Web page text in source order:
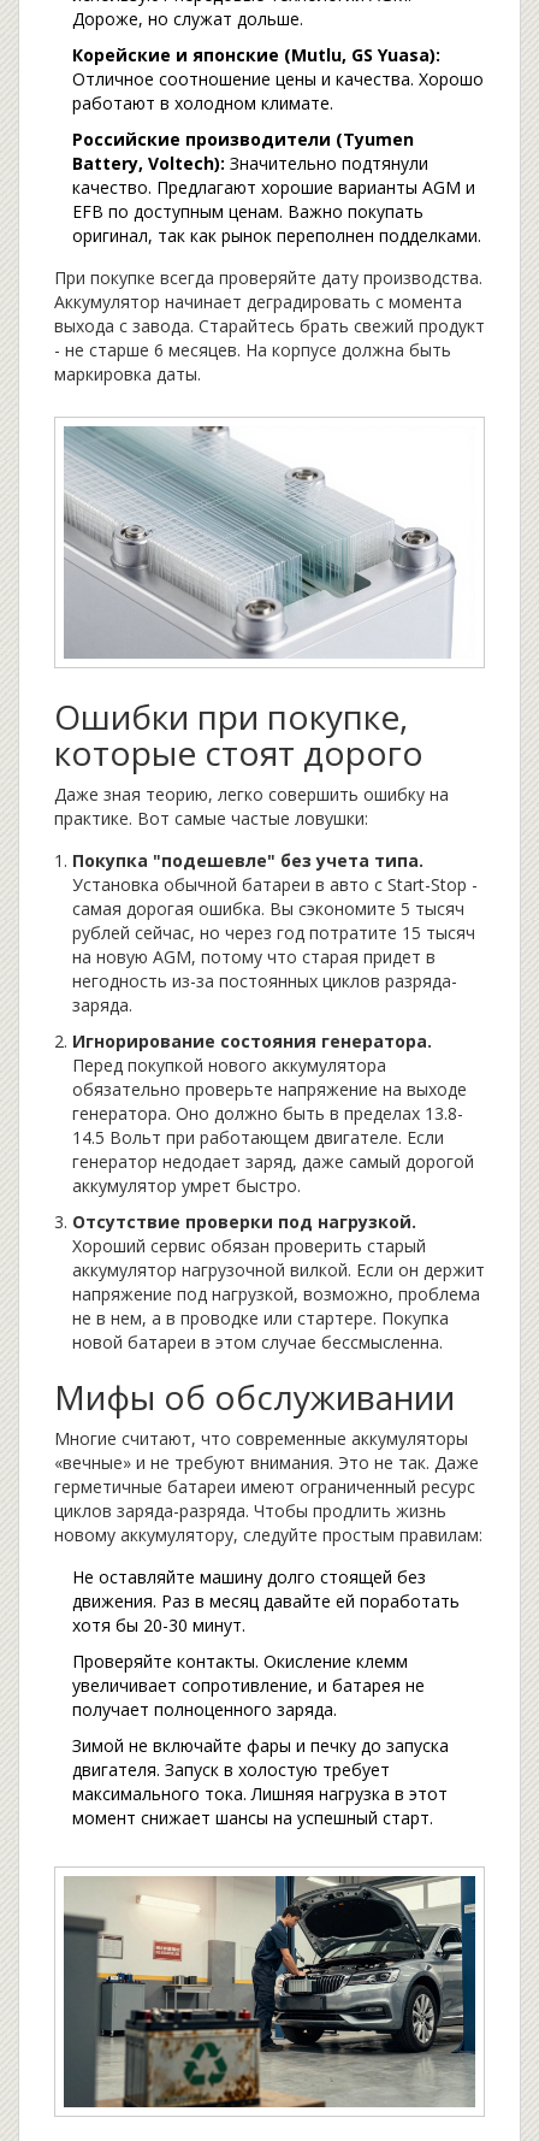
Дороже, но служат дольше.
Корейские и японские (Mutlu, GS Yuasa):
Отличное соотношение цены и качества. Хорошо
работают в холодном климате.
Российские производители (Tyumen
Battery, Voltech): Значительно подтянули
качество. Предлагают хорошие варианты AGM и
EFB по доступным ценам. Важно покупать
оригинал, так как рынок переполнен подделками.
При покупке всегда проверяйте дату производства.
Аккумулятор начинает деградировать с момента
выхода с завода. Старайтесь брать свежий продукт
- не старше 6 месяцев. На корпусе должна быть
маркировка даты.
Ошибки при покупке,
которые стоят дорого
Даже зная теорию, легко совершить ошибку на
практике. Вот самые частые ловушки:
Покупка "подешевле" без учета типа.
Установка обычной батареи в авто с Start-Stop -
самая дорогая ошибка. Вы сэкономите 5 тысяч
рублей сейчас, но через год потратите 15 тысяч
на новую AGM, потому что старая придет в
негодность из-за постоянных циклов разряда-
заряда.
Игнорирование состояния генератора.
Перед покупкой нового аккумулятора
обязательно проверьте напряжение на выходе
генератора. Оно должно быть в пределах 13.8-
14.5 Вольт при работающем двигателе. Если
генератор недодает заряд, даже самый дорогой
аккумулятор умрет быстро.
Отсутствие проверки под нагрузкой.
Хороший сервис обязан проверить старый
аккумулятор нагрузочной вилкой. Если он держит
напряжение под нагрузкой, возможно, проблема
не в нем, а в проводке или стартере. Покупка
новой батареи в этом случае бессмысленна.
Мифы об обслуживании
Многие считают, что современные аккумуляторы
«вечные» и не требуют внимания. Это не так. Даже
герметичные батареи имеют ограниченный ресурс
циклов заряда-разряда. Чтобы продлить жизнь
новому аккумулятору, следуйте простым правилам:
Не оставляйте машину долго стоящей без
движения. Раз в месяц давайте ей поработать
хотя бы 20-30 минут.
Проверяйте контакты. Окисление клемм
увеличивает сопротивление, и батарея не
получает полноценного заряда.
Зимой не включайте фары и печку до запуска
двигателя. Запуск в холостую требует
максимального тока. Лишняя нагрузка в этот
момент снижает шансы на успешный старт.